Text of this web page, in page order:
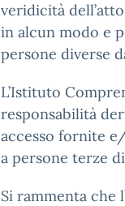
veridicità
in alcun modo e
persone diverse
L’Istituto
responsabilità
accesso fornite
a persone terze
Si rammenta che